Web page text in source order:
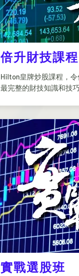
倍升財技課程
Hilton皇牌炒股課程，令
最完整的財技知識和技巧
實戰選股班